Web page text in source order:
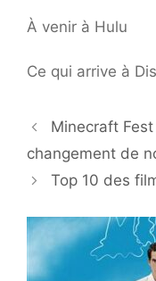
À venir à Hulu
Ce qui arrive à
Minecraft
changement de
Top 10 des